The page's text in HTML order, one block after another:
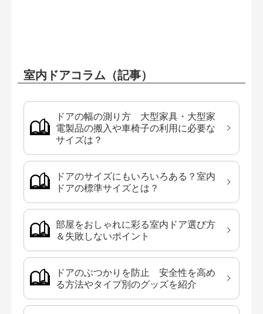
室内ドアコラム（記事）
ドアの幅の測り方 大型家具・大型家
電製品の搬入や車椅子の利用に必要な
サイズは？
ドアのサイズにもいろいろある？室内
ドアの標準サイズとは？
部屋をおしゃれに彩る室内ドア選び方
＆失敗しないポイント
ドアのぶつかりを防止 安全性を高め
る方法やタイプ別のグッズを紹介